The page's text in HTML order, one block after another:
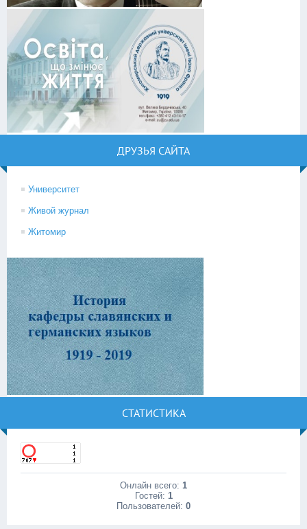
ДРУЗЬЯ САЙТА
Университет
Живой журнал
Житомир
СТАТИСТИКА
Онлайн всего: 1
Гостей: 1
Пользователей: 0